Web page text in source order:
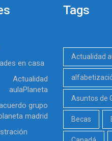
en casa
Actualidad
aulaPlaneta
grupo
madrid
Tags
Actualidad
Asuntos de
Becas